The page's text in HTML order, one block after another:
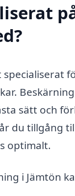
sätt och
du tillgång
optimalt.
i Jämtön